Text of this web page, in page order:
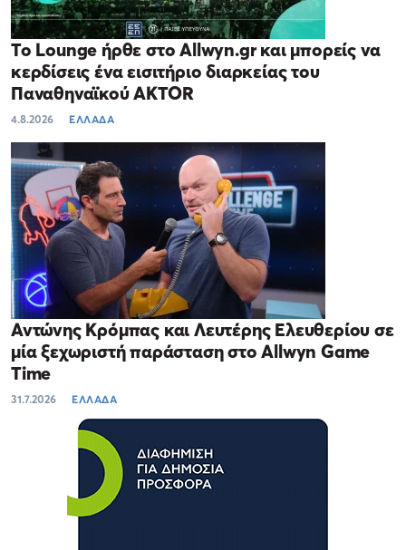
Το Lounge ήρθε στο Allwyn.gr και μπορείς να
κερδίσεις ένα εισιτήριο διαρκείας του
Παναθηναϊκού AKTOR
4.8.2026 ΕΛΛΑΔΑ
Αντώνης Κρόμπας και Λευτέρης Ελευθερίου σε
μία ξεχωριστή παράσταση στο Allwyn Game
Time
31.7.2026 ΕΛΛΑΔΑ